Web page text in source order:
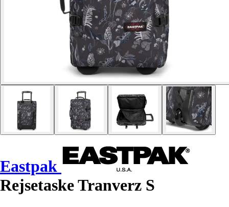
Eastpak
Rejsetaske Tranverz S